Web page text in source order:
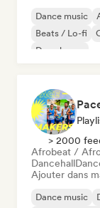
Dance music
Beats / Lo-fi
Deep house
> 2000
Afrobeat /
Dancehall
Ajouter dans
Dance music